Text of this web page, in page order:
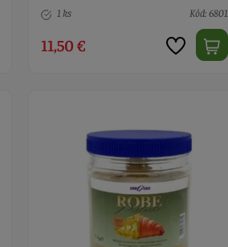
1 ks Kód: 6801
11,50 €